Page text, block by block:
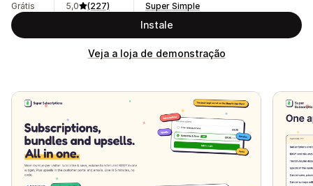
Grátis
5,0
(227)
Super Simple
Instale
Veja a loja de demonstração